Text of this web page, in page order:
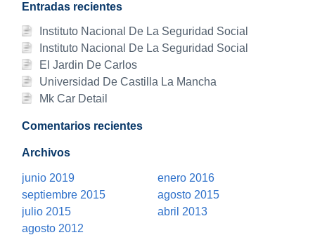
Entradas recientes
Instituto Nacional De La Seguridad Social
Instituto Nacional De La Seguridad Social
El Jardin De Carlos
Universidad De Castilla La Mancha
Mk Car Detail
Comentarios recientes
Archivos
junio 2019
enero 2016
septiembre 2015
agosto 2015
julio 2015
abril 2013
agosto 2012